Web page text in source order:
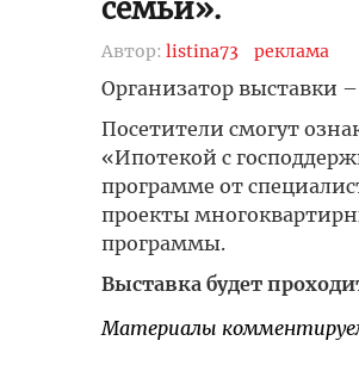
семьи».
Автор: listina73 реклама
Организатор выставки
Посетители смогут
«Ипотекой с
программе от
проекты
программы.
Выставка будет
Материалы